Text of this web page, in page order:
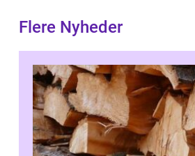
Flere Nyheder